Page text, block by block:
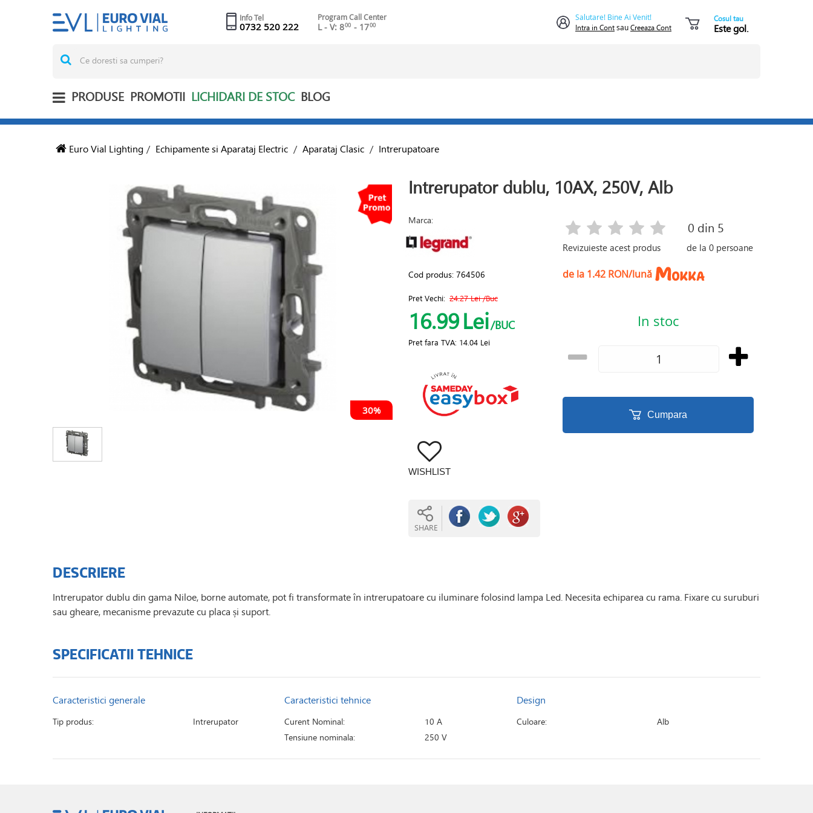
Info Tel
0732 520 222
Program Call Center
L - V: 800 - 1700
Salutare! Bine Ai Venit!
Intra in ContsauCreeaza Cont
Cosul tau
Este gol.
PRODUSE PROMOTII LICHIDARI DE STOC BLOG
Euro Vial Lighting / Echipamente si Aparataj Electric / Aparataj Clasic / Intrerupatoare
30%
Intrerupator dublu, 10AX, 250V, Alb
Marca:
Cod produs:764506
Pret Vechi: 24.27 Lei/Buc
16.99Lei/BUC
Pret fara TVA: 14.04 Lei
WISHLIST
SHARE
Revizuieste acest produs
0 din 5
de la0 persoane
de la 1.42 RON/lună
In stoc
Cumpara
DESCRIERE
Intrerupator dublu din gama Niloe, borne automate, pot fi transformate în intrerupatoare cu iluminare folosind lampa Led. Necesita echiparea cu rama. Fixare cu suruburi
sau gheare, mecanisme prevazute cu placa și suport.
SPECIFICATII TEHNICE
Caracteristici generale
Tip produs: Intrerupator
Caracteristici tehnice
Curent Nominal:
10 A
Tensiune nominala:
250 V
Design
Culoare: Alb